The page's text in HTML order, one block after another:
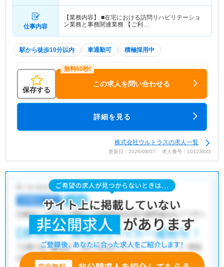
仕事内容
【業務内容】 ■在宅における訪問リハビリテーショ
ン業務と事務関連業務 【ご利…
駅から徒歩10分以内 車通勤可 積極採用中
保存する
この求人を問い合わせる
詳細を見る
株式会社ウルトラスの求人一覧
更新日：2026/08/07 求人番号：10123833